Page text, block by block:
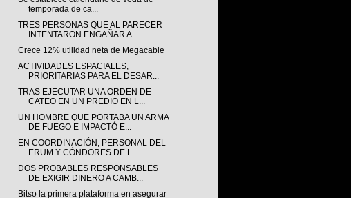
temporada de ca...
TRES PERSONAS QUE AL PARECER
INTENTARON ENGAÑAR A ...
Crece 12% utilidad neta de Megacable
ACTIVIDADES ESPACIALES,
PRIORITARIAS PARA EL DESAR...
TRAS EJECUTAR UNA ORDEN DE
CATEO EN UN PREDIO EN L...
UN HOMBRE QUE PORTABA UN ARMA
DE FUEGO E IMPACTÓ E...
EN COORDINACIÓN, PERSONAL DEL
ERUM Y CÓNDORES DE L...
DOS PROBABLES RESPONSABLES
DE EXIGIR DINERO A CAMB...
Bitso la primera plataforma en asegurar